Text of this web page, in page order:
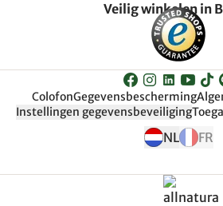
Veilig winkelen in
ColofonGegevensbescherming
Instellingen gegevensbeveiliging
NL FR